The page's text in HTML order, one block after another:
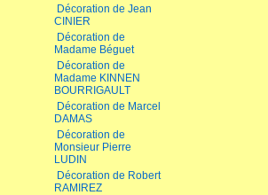
Décoration de Jean
CINIER
Décoration de
Madame Béguet
Décoration de
Madame KINNEN
BOURRIGAULT
Décoration de Marcel
DAMAS
Décoration de
Monsieur Pierre
LUDIN
Décoration de Robert
RAMIREZ